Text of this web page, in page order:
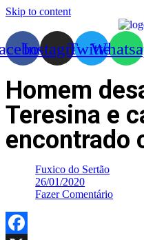
Skip to content
InstagramTwitter
Homem
Teresina e
encontrado
Fuxico do Sertão
26/01/2020
Fazer Comentário